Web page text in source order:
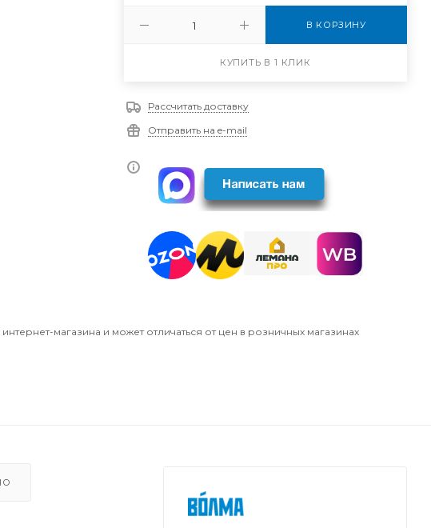
В КОРЗИНУ
КУПИТЬ В 1 КЛИК
Рассчитать доставку
Отправить на e-mail
магазина и может отличаться от цен в розничных магазинах